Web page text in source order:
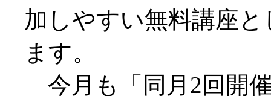
加しやすい無料講座
ます。
今月も「同月2回開